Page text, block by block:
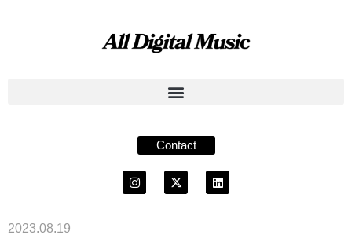
Contact
2023.08.19